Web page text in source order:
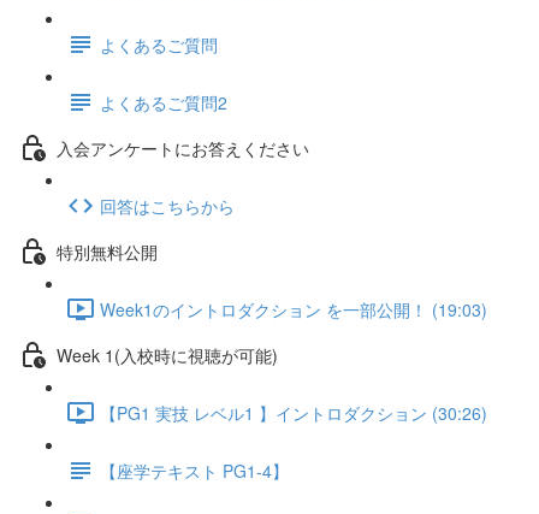
よくあるご質問
よくあるご質問2
入会アンケートにお答えください
回答はこちらから
特別無料公開
Week1のイントロダクション を一部公開！ (19:03)
Week 1(入校時に視聴が可能)
【PG1 実技 レベル1 】イントロダクション (30:26)
【座学テキスト PG1-4】